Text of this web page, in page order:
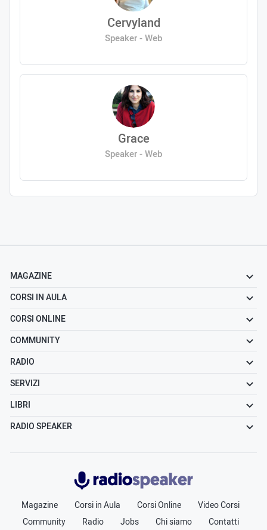
Cervyland
Speaker - Web
Grace
Speaker - Web
MAGAZINE
CORSI IN AULA
CORSI ONLINE
COMMUNITY
RADIO
SERVIZI
LIBRI
RADIO SPEAKER
Radiospeaker.it
Magazine Corsi in Aula Corsi Online
Video Corsi
Community
Radio Jobs Chi siamo Contatti